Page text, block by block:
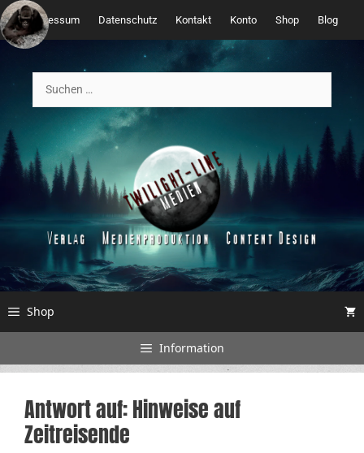
Zum
Inhalt
springen
Impressum Datenschutz Kontakt Konto Shop Blog
nach:
Shop
Information
Antwort auf: Hinweise auf
Zeitreisende